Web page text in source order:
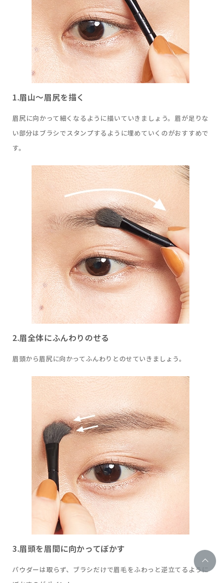
1.眉山～眉尻を描く
眉尻に向かって細くなるように描いていきましょう。眉が足りな
い部分はブラシでスタンプするように埋めていくのがおすすめで
す。
2.眉全体にふんわりのせる
眉頭から眉尻に向かってふんわりとのせていきましょう。
3.眉頭を眉間に向かってぼかす
パウダーは取らず、ブラシだけで眉毛をふわっと逆立てるように